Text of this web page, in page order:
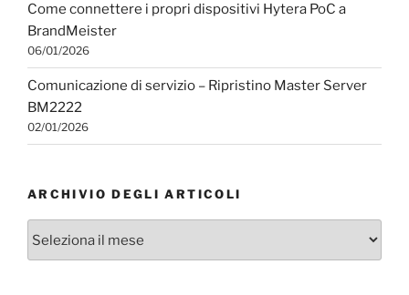
Come connettere i propri dispositivi Hytera PoC a
BrandMeister
06/01/2026
Comunicazione di servizio – Ripristino Master Server
BM2222
02/01/2026
ARCHIVIO DEGLI ARTICOLI